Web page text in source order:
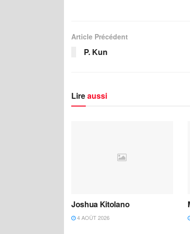
Article Précédent
P. Kun
Lireaussi
Joshua Kitolano
4 AOÛT 2026